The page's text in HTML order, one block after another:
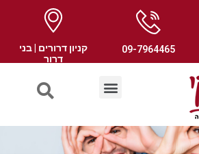
09-7964465
קניון דרורים | בני
דרור